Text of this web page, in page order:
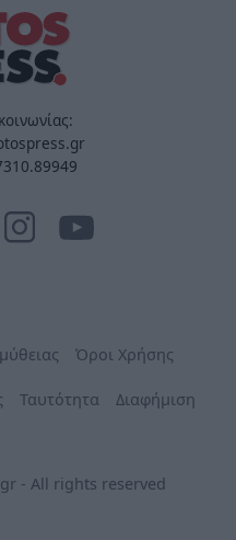
Όροι Χρήσης
Ταυτότητα Διαφήμιση
- All rights reserved